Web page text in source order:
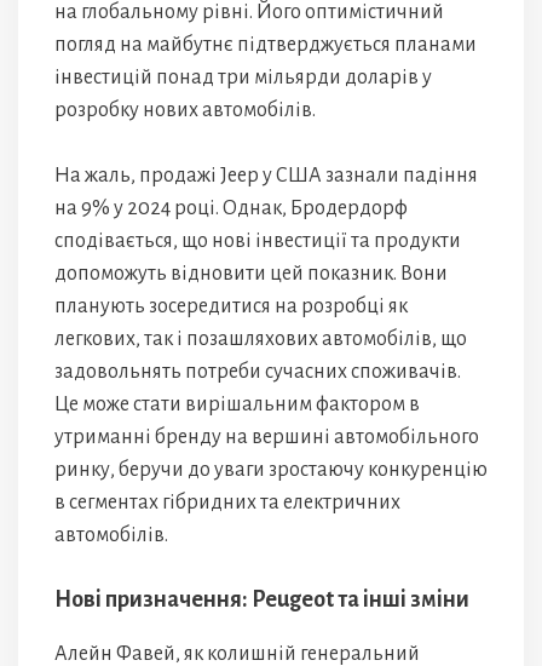
на глобальному рівні. Його оптимістичний
погляд на майбутнє підтверджується планами
інвестицій понад три мільярди доларів у
розробку нових автомобілів.
На жаль, продажі Jeep у США зазнали падіння
на 9% у 2024 році. Однак, Бродердорф
сподівається, що нові інвестиції та продукти
допоможуть відновити цей показник. Вони
планують зосередитися на розробці як
легкових, так і позашляхових автомобілів, що
задовольнять потреби сучасних споживачів.
Це може стати вирішальним фактором в
утриманні бренду на вершині автомобільного
ринку, беручи до уваги зростаючу конкуренцію
в сегментах гібридних та електричних
автомобілів.
Нові призначення: Peugeot та інші зміни
Алейн Фавей, як колишній генеральний